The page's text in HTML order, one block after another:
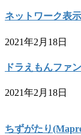
ネットワーク表
2021年2月18日
ドラえもんファ
2021年2月18日
ちずがたり